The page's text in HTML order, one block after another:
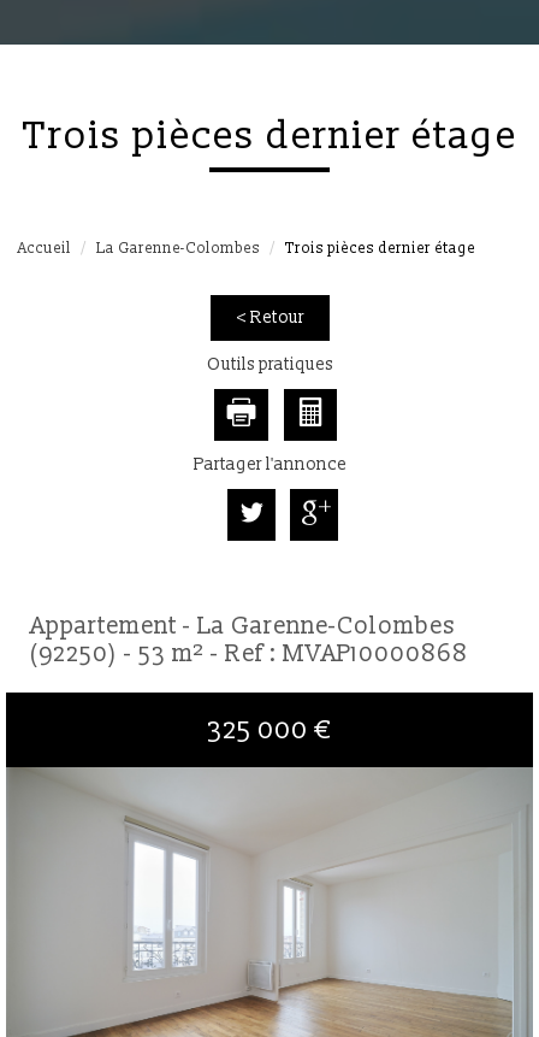
trois pièces dernier étage
Accueil La Garenne-Colombes Trois pièces dernier étage
< Retour
Outils pratiques
Partager l'annonce
Appartement - La Garenne-Colombes
(92250) - 53 m² - Ref : MVAP10000868
325 000 €